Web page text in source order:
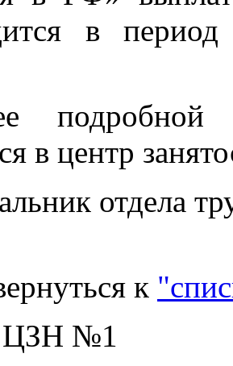
в
подробной
в центр
отдела
к
№1